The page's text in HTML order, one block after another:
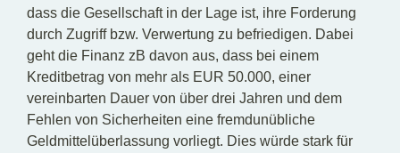
dass die Gesellschaft in der Lage ist, ihre Forderung
durch Zugriff bzw. Verwertung zu befriedigen. Dabei
geht die Finanz zB davon aus, dass bei einem
Kreditbetrag von mehr als EUR 50.000, einer
vereinbarten Dauer von über drei Jahren und dem
Fehlen von Sicherheiten eine fremdunübliche
Geldmittelüberlassung vorliegt. Dies würde stark für